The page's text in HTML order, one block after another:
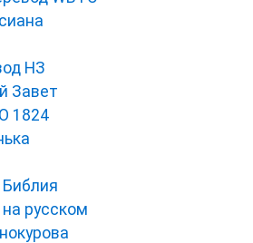
НЗ
Завет
1824
Библия
русском